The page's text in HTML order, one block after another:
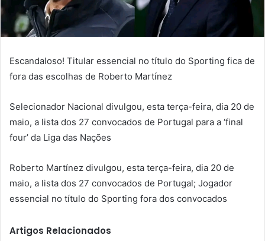
Escandaloso! Titular essencial no título do Sporting fica de
fora das escolhas de Roberto Martínez
Selecionador Nacional divulgou, esta terça-feira, dia 20 de
maio, a lista dos 27 convocados de Portugal para a ‘final
four’ da Liga das Nações
Roberto Martínez divulgou, esta terça-feira, dia 20 de
maio, a lista dos 27 convocados de Portugal; Jogador
essencial no título do Sporting fora dos convocados
Artigos Relacionados